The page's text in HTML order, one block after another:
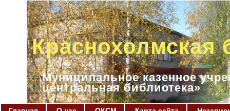
Краснохолмская
Муниципальное казенное
центральная библиотека»